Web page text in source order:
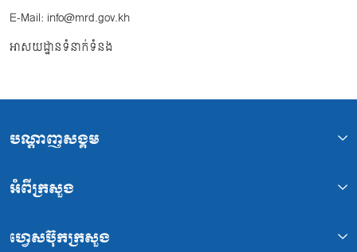
E-Mail: info@mrd.gov.kh
អាសយដ្ឋានទំនាក់ទំនង
បណ្ដាញសង្គម
អំពីក្រសួង
ហ្វេសប៊ុកក្រសួង